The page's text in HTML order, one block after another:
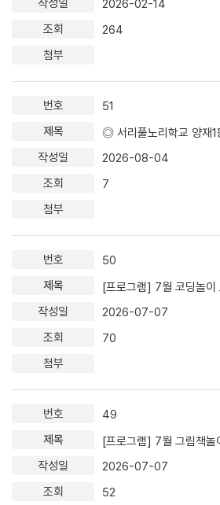
2026-02-14
264
51
2026-08-04
7
50
[프로그램] 7월 코딩놀이
2026-07-07
70
49
[프로그램] 7월 그림책놀
2026-07-07
52